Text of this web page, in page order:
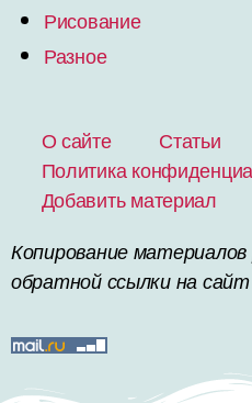
Рисование
Разное
О сайте Статьи
Политика
Добавить материал
Копирование
обратной ссылки на сайт